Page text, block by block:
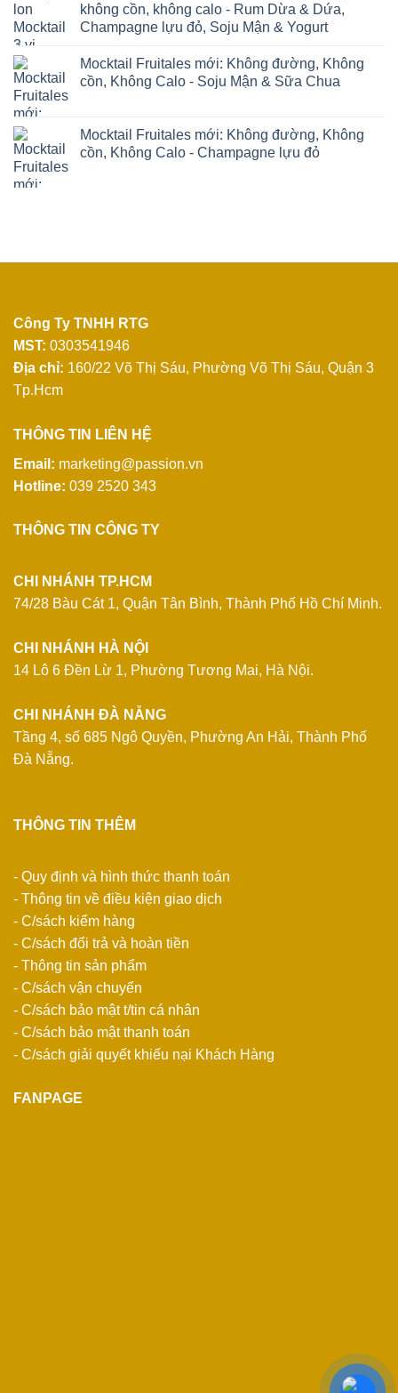
không cồn, không calo - Rum Dừa & Dứa,
Champagne lựu đỏ, Soju Mận & Yogurt
Mocktail Fruitales mới: Không đường, Không
cồn, Không Calo - Soju Mận & Sữa Chua
Mocktail Fruitales mới: Không đường, Không
cồn, Không Calo - Champagne lựu đỏ
Công Ty TNHH RTG
MST: 0303541946
Địa chỉ: 160/22 Võ Thị Sáu, Phường Võ Thị Sáu, Quận 3
Tp.Hcm
THÔNG TIN LIÊN HỆ
Email: marketing@passion.vn
Hotline: 039 2520 343
THÔNG TIN CÔNG TY
CHI NHÁNH TP.HCM
74/28 Bàu Cát 1, Quận Tân Bình, Thành Phố Hồ Chí Minh.
CHI NHÁNH HÀ NỘI
14 Lô 6 Đền Lừ 1, Phường Tương Mai, Hà Nội.
CHI NHÁNH ĐÀ NẴNG
Tầng 4, số 685 Ngô Quyền, Phường An Hải, Thành Phố
Đà Nẵng.
THÔNG TIN THÊM
- Quy định và hình thức thanh toán
- Thông tin về điều kiện giao dịch
- C/sách kiểm hàng
- C/sách đổi trả và hoàn tiền
- Thông tin sản phẩm
- C/sách vận chuyển
- C/sách bảo mật t/tin cá nhân
- C/sách bảo mật thanh toán
- C/sách giải quyết khiếu nại Khách Hàng
FANPAGE